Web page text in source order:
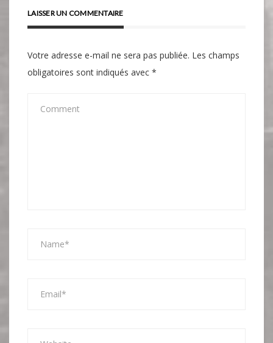
LAISSER UN COMMENTAIRE
Votre adresse e-mail ne sera pas publiée. Les champs
obligatoires sont indiqués avec *